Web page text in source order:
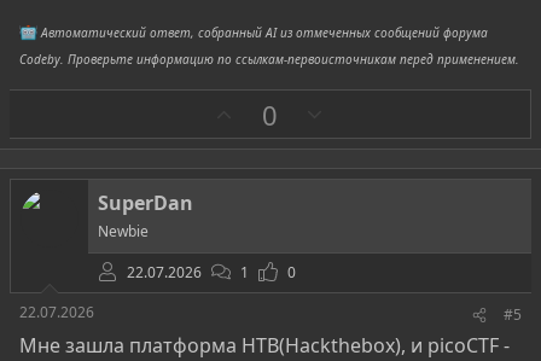
Автоматический ответ, собранный AI из отмеченных сообщений форума
Codeby. Проверьте информацию по ссылкам-первоисточникам перед применением.
а
0
р
о
в
SuperDan
Newbie
22.07.2026
1
0
22.07.2026
#5
Мне зашла платформа HTB(Hackthebox), и picoCTF -